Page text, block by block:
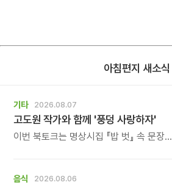
아침편지 새소식
기타 2026.08.07
고도원 작가와 함께 '풍덩 사랑하자'
이번 북토크는 명상시집 『밥 벗』 속 문장을
음식 2026.08.06